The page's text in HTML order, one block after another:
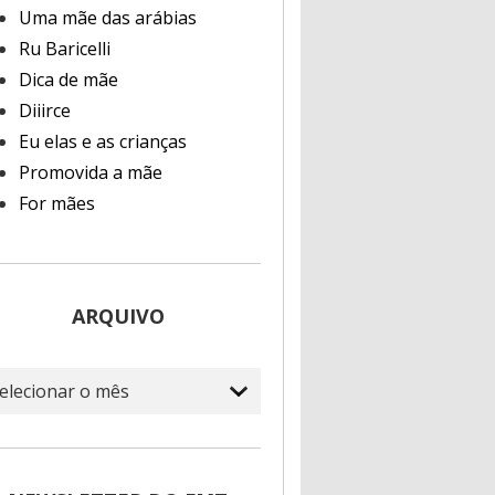
Uma mãe das arábias
Ru Baricelli
Dica de mãe
Diiirce
Eu elas e as crianças
Promovida a mãe
For mães
ARQUIVO